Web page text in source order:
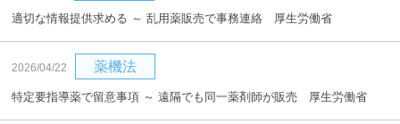
適切な情報提供求める ～ 乱用薬販売で事務連絡 厚生労働省
2026/04/22 薬機法
特定要指導薬で留意事項 ～ 遠隔でも同一薬剤師が販売 厚生労働省